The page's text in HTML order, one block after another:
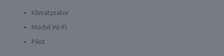
Klimatyzator
Moduł Wi-Fi
Pilot